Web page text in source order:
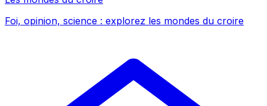
Foi, opinion, science : explorez les mondes du croire